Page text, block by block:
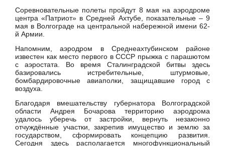
Соревновательные полеты пройдут 8 мая на аэродроме
центра «Патриот» в Средней Ахтубе, показательные – 9
мая в Волгограде на центральной набережной имени 62-
й Армии.
Напомним, аэродром в Среднеахтубинском районе
известен как место первого в СССР прыжка с парашютом
с аэростата. Во время Сталинградской битвы здесь
базировались истребительные, штурмовые,
бомбардировочные авиаполки, защищавшие город с
воздуха.
Благодаря вмешательству губернатора Волгоградской
области Андрея Бочарова территорию аэродрома
удалось уберечь от застройки, вернуть незаконно
отчуждённые участки, закрепив имущество и землю за
государством, сформировать концепцию развития.
Сегодня здесь располагается многофункциональный